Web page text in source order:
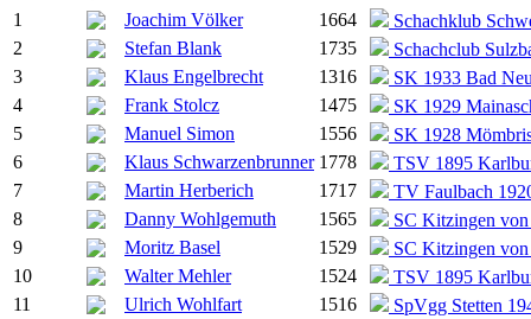
1
Joachim Völker 1664
Schachklub
2
Stefan Blank 1735
Schachclub
3
Klaus Engelbrecht 1316
SK 1933 Bad
4
Frank Stolcz 1475
SK 1929
5
Manuel Simon 1556
SK 1928
6
Klaus Schwarzenbrunner 1778
TSV 1895
7
Martin Herberich 1717
TV Faulbach
8
Danny Wohlgemuth 1565
SC Kitzingen
9
Moritz Basel 1529
SC Kitzingen
10
Walter Mehler 1524
TSV 1895
11
Ulrich Wohlfart 1516
SpVgg Stetten